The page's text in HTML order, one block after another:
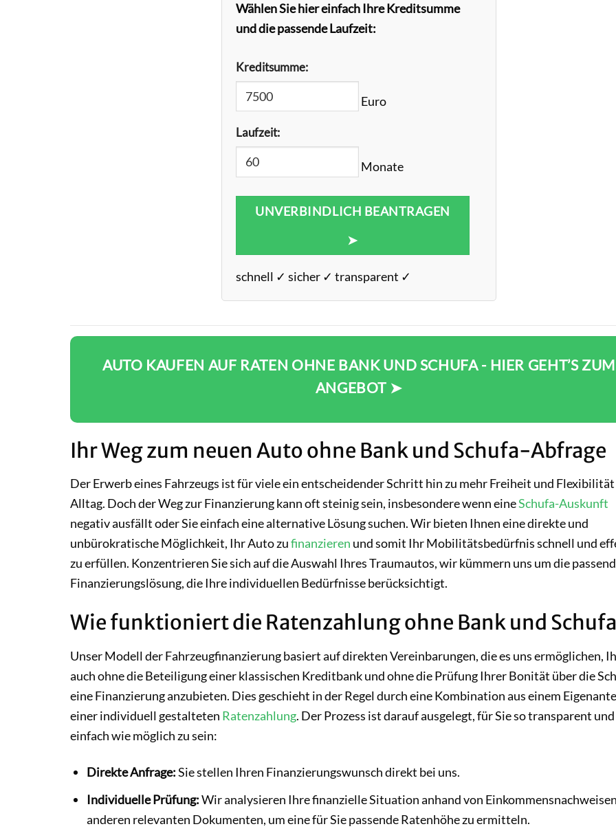
Wählen Sie hier einfach Ihre Kreditsumme
und die passende Laufzeit:
Kreditsumme:
Euro
Laufzeit:
Monate
UNVERBINDLICH BEANTRAGEN
➤
schnell ✓ sicher ✓ transparent ✓
AUTO KAUFEN AUF RATEN OHNE BANK UND SCHUFA - HIER GEHT’S ZUM
ANGEBOT ➤
Ihr Weg zum neuen Auto ohne Bank und Schufa-Abfrage
Der Erwerb eines Fahrzeugs ist für viele ein entscheidender Schritt hin zu mehr Freiheit und
Alltag. Doch der Weg zur Finanzierung kann oft steinig sein, insbesondere wenn eineSchufa-Auskunft
negativ ausfällt oder Sie einfach eine alternative Lösung suchen. Wir bieten Ihnen eine direkte und
unbürokratische Möglichkeit, Ihr Auto zufinanzieren und somit Ihr Mobilitätsbedürfnis schnell und
zu erfüllen. Konzentrieren Sie sich auf die Auswahl Ihres Traumautos, wir kümmern uns um die
Finanzierungslösung, die Ihre individuellen Bedürfnisse berücksichtigt.
Wie funktioniert die Ratenzahlung ohne Bank und
Unser Modell der Fahrzeugfinanzierung basiert auf direkten Vereinbarungen, die es uns ermöglichen,
auch ohne die Beteiligung einer klassischen Kreditbank und ohne die Prüfung Ihrer Bonität über die
eine Finanzierung anzubieten. Dies geschieht in der Regel durch eine Kombination aus einem
einer individuell gestalteten Ratenzahlung. Der Prozess ist darauf ausgelegt, für Sie so transparent und
einfach wie möglich zu sein:
Direkte Anfrage:Sie stellen Ihren Finanzierungswunsch direkt bei uns.
Individuelle Prüfung:Wir analysieren Ihre finanzielle Situation anhand von
anderen relevanten Dokumenten, um eine für Sie passende Ratenhöhe zu ermitteln.